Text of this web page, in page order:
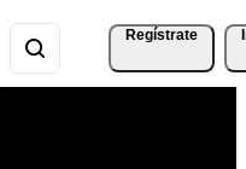
Regístrate